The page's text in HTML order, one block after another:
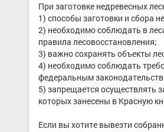
При заготовке недревесных
1) способы заготовки и сбора
2) необходимо соблюдать в
правила лесовосстановления;
3) важно сохранять объекты
4) необходимо соблюдать
федеральным
5) запрещается осуществлять
которых занесены в Красную
Если вы хотите вывезти